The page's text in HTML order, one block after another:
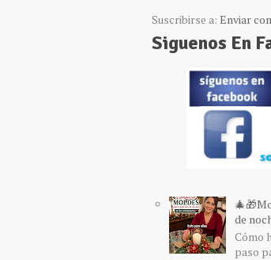
Suscribirse a: Enviar
Siguenos En
de
Cómo
paso